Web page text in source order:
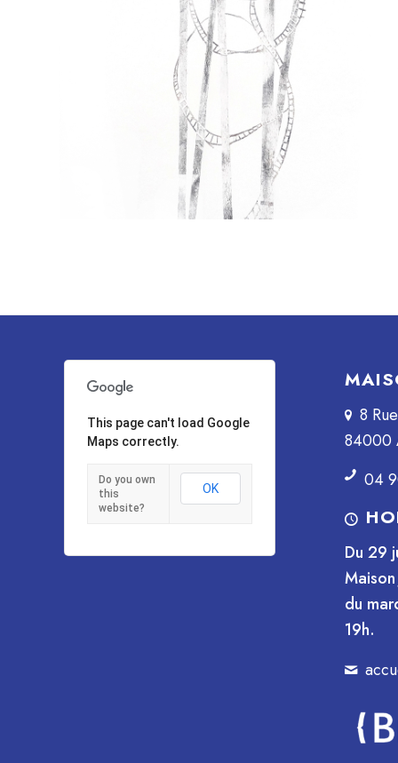
This page can't load Google
Maps correctly.
Do you own
this
website?
OK
8
84000
04
Du 29
du
19h.